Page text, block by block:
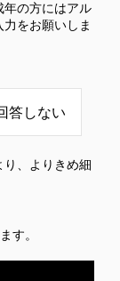
年の方にはアル
をお願いしま
答しない
り、よりきめ細
す。